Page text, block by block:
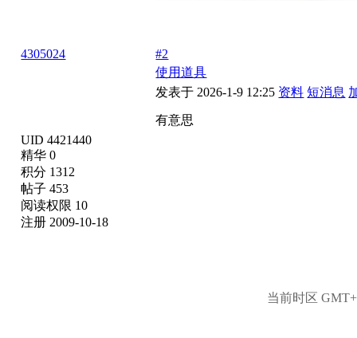
4305024
UID 4421440
精华 0
积分 1312
帖子 453
阅读权限 10
注册 2009-10-18
#2
使用道具
发表于 2026-1-9 12:25 资料 短消息
有意思
当前时区